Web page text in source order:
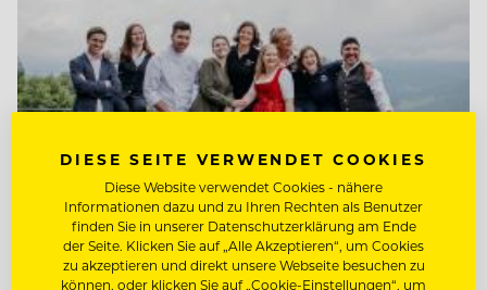
DIESE SEITE VERWENDET COOKIES
Diese Website verwendet Cookies - nähere
Informationen dazu und zu Ihren Rechten als Benutzer
finden Sie in unserer Datenschutzerklärung am Ende
der Seite. Klicken Sie auf „Alle Akzeptieren“, um Cookies
zu akzeptieren und direkt unsere Webseite besuchen zu
können, oder klicken Sie auf „Cookie-Einstellungen“, um